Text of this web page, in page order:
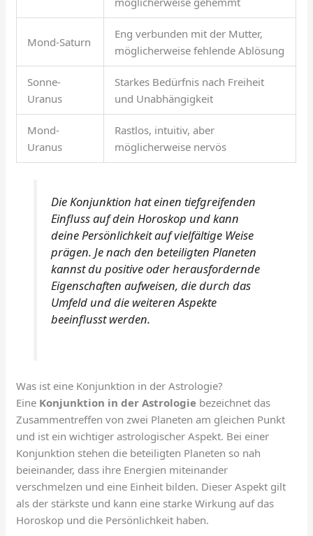
Mond-Saturn
Eng verbunden mit der Mutter,
möglicherweise fehlende Ablösung
Sonne-
Uranus
Starkes Bedürfnis nach Freiheit
und Unabhängigkeit
Mond-
Uranus
Rastlos, intuitiv, aber
möglicherweise nervös
Die Konjunktion hat einen tiefgreifenden
Einfluss auf dein Horoskop und kann
deine Persönlichkeit auf vielfältige Weise
prägen. Je nach den beteiligten Planeten
kannst du positive oder herausfordernde
Eigenschaften aufweisen, die durch das
Umfeld und die weiteren Aspekte
beeinflusst werden.
Was ist eine Konjunktion in der Astrologie?
Eine Konjunktion in der Astrologie bezeichnet das
Zusammentreffen von zwei Planeten am gleichen Punkt
und ist ein wichtiger astrologischer Aspekt. Bei einer
Konjunktion stehen die beteiligten Planeten so nah
beieinander, dass ihre Energien miteinander
verschmelzen und eine Einheit bilden. Dieser Aspekt gilt
als der stärkste und kann eine starke Wirkung auf das
Horoskop und die Persönlichkeit haben.